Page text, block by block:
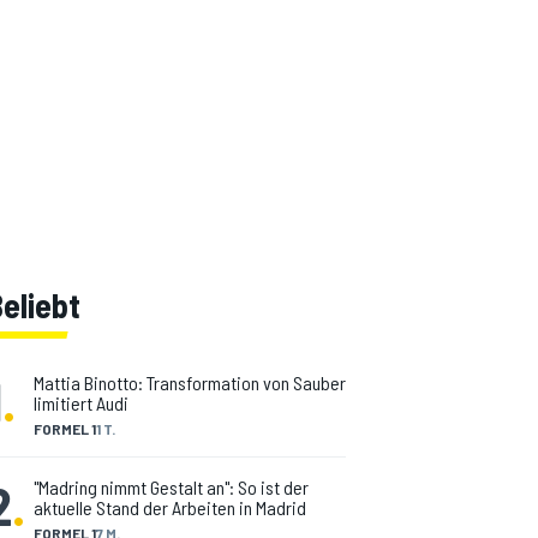
. FORMEL 11 T.
Mattia Binotto: Transformation von Sauber
limitiert Audi
. FORMEL 17 M.
"Madring nimmt Gestalt an": So ist der
aktuelle Stand der Arbeiten in Madrid